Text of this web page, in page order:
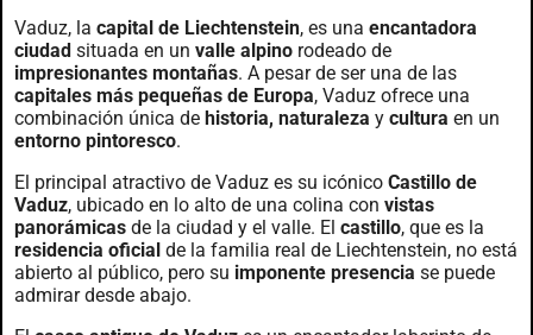
Vaduz, la capital de Liechtenstein, es una encantadora
ciudad situada en un valle alpino rodeado de
impresionantes montañas. A pesar de ser una de las
capitales más pequeñas de Europa, Vaduz ofrece una
combinación única de historia, naturaleza y cultura en un
entorno pintoresco.
El principal atractivo de Vaduz es su icónico Castillo de
Vaduz, ubicado en lo alto de una colina con vistas
panorámicas de la ciudad y el valle. El castillo, que es la
residencia oficial de la familia real de Liechtenstein, no está
abierto al público, pero su imponente presencia se puede
admirar desde abajo.